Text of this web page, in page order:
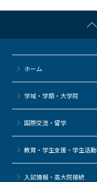
k
ホーム
学域・学類・大学院
国際交流・留学
教育・学生支援・学生活動
⼊試情報・高大院接続